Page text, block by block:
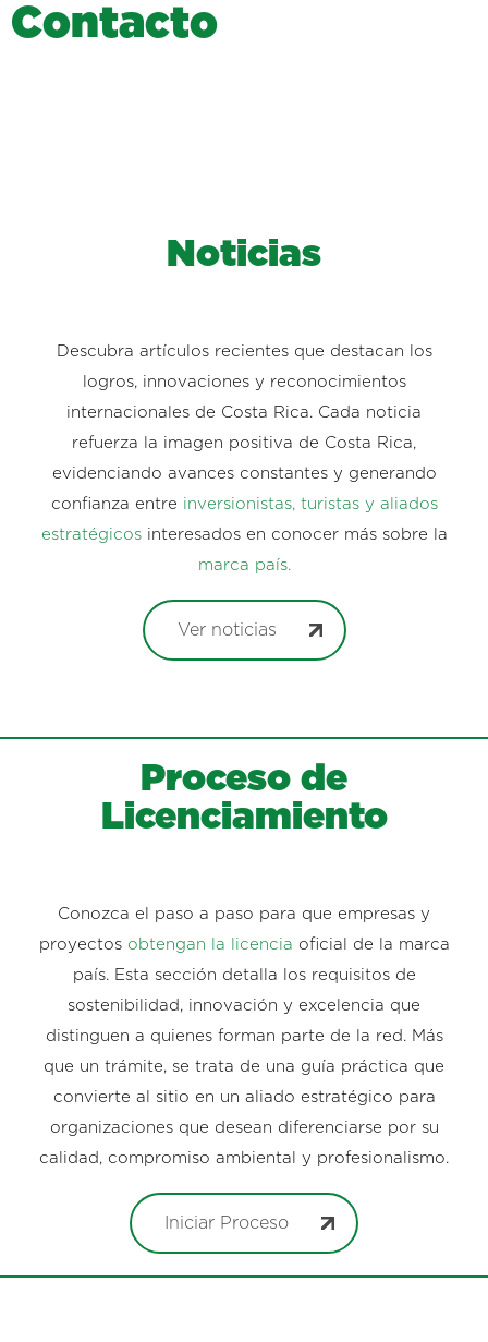
Contacto
Noticias
Descubra artículos recientes que destacan los
logros, innovaciones y reconocimientos
internacionales de Costa Rica. Cada noticia
refuerza la imagen positiva de Costa Rica,
evidenciando avances constantes y generando
confianza entre inversionistas, turistas y aliados
estratégicos interesados en conocer más sobre la
marca país.
Ver noticias
Proceso de
Licenciamiento
Conozca el paso a paso para que empresas y
proyectos obtengan la licencia oficial de la marca
país. Esta sección detalla los requisitos de
sostenibilidad, innovación y excelencia que
distinguen a quienes forman parte de la red. Más
que un trámite, se trata de una guía práctica que
convierte al sitio en un aliado estratégico para
organizaciones que desean diferenciarse por su
calidad, compromiso ambiental y profesionalismo.
Iniciar Proceso